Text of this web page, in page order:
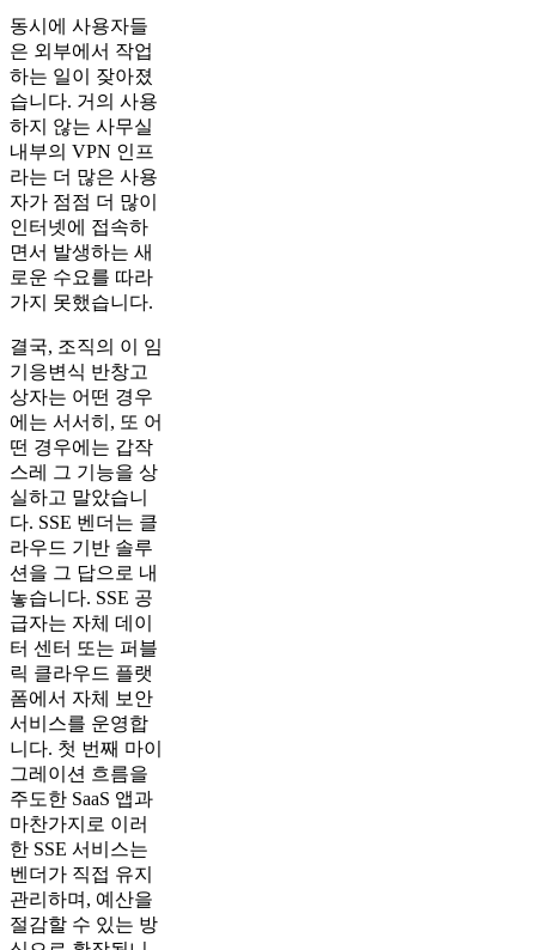
동시에 사용자들
은 외부에서 작업
하는 일이 잦아졌
습니다. 거의 사용
하지 않는 사무실
내부의 VPN 인프
라는 더 많은 사용
자가 점점 더 많이
인터넷에 접속하
면서 발생하는 새
로운 수요를 따라
가지 못했습니다.
결국, 조직의 이 임
기응변식 반창고
상자는 어떤 경우
에는 서서히, 또 어
떤 경우에는 갑작
스레 그 기능을 상
실하고 말았습니
다. SSE 벤더는 클
라우드 기반 솔루
션을 그 답으로 내
놓습니다. SSE 공
급자는 자체 데이
터 센터 또는 퍼블
릭 클라우드 플랫
폼에서 자체 보안
서비스를 운영합
니다. 첫 번째 마이
그레이션 흐름을
주도한 SaaS 앱과
마찬가지로 이러
한 SSE 서비스는
벤더가 직접 유지
관리하며, 예산을
절감할 수 있는 방